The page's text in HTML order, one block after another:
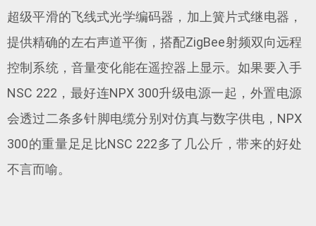
超级平滑的飞线式光学编码器，加上簧片式继电器，
提供精确的左右声道平衡，搭配ZigBee射频双向远程
控制系统，音量变化能在遥控器上显示。如果要入手
NSC 222，最好连NPX 300升级电源一起，外置电源
会透过二条多针脚电缆分别对仿真与数字供电，NPX
300的重量足足比NSC 222多了几公斤，带来的好处
不言而喻。